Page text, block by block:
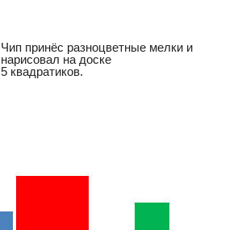
Чип принёс разноцветные мелки и
нарисовал на доске
5 квадратиков.